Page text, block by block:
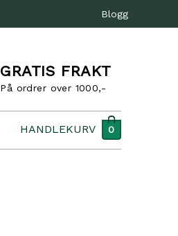
Blogg
GRATIS FRAKT
På ordrer over 1000,-
HANDLEKURV 0